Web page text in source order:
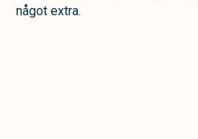
något extra.